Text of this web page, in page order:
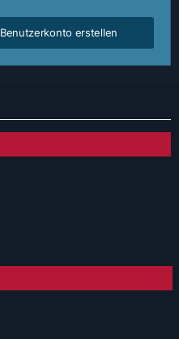
Benutzerkonto erstellen